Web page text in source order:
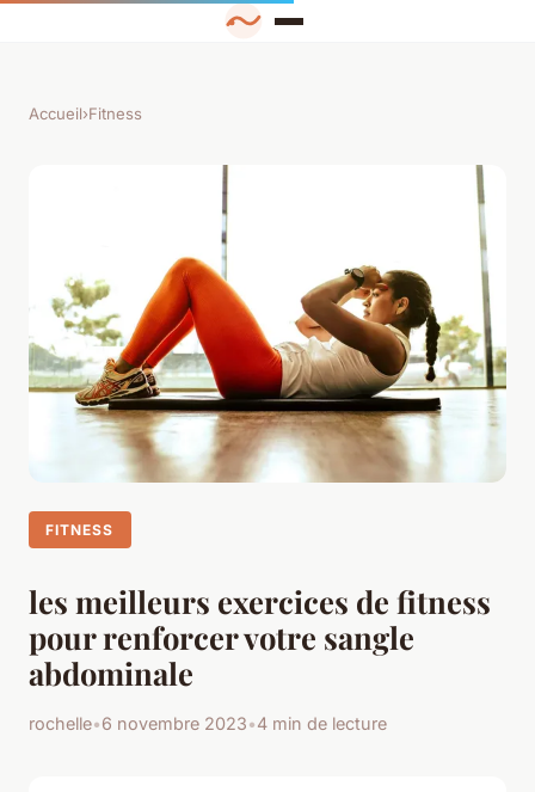
Accueil›Fitness
FITNESS
les meilleurs exercices de fitness
pour renforcer votre sangle
abdominale
rochelle•6 novembre 2023•4 min de lecture